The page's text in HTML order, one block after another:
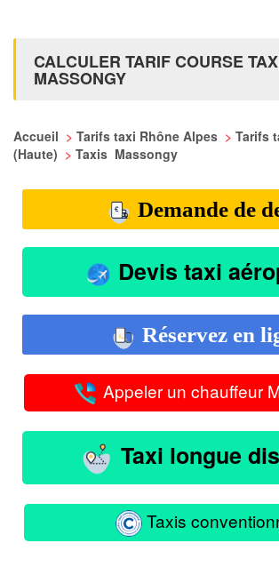
CALCULER TARIF COURSE
MASSONGY
Accueil > Tarifs taxi Rhône Alpes > Tarifs
(Haute) > Taxis Massongy
Demande de
Devis taxi
Réservez en
Appeler un chauffeur
Taxi longue
Taxis